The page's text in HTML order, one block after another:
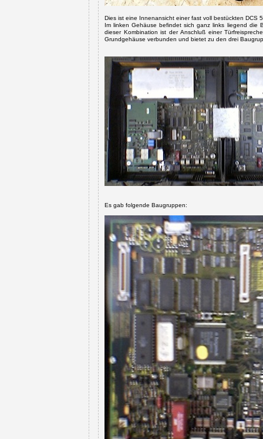
Dies ist eine Innenansicht einer fast voll bestückten DCS
Im linken Gehäuse befindet sich ganz links liegend die
dieser Kombination ist der Anschluß einer
Grundgehäuse verbunden und bietet zu den drei
Es gab folgende Baugruppen: